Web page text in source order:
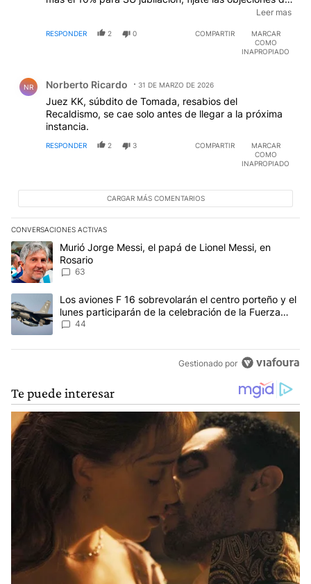
forma exhorbitante, el resto no les importa, ahi hay
que corregir, la Babas del Diablo que dejo Recalde.
Leer mas
RESPONDER 2 0 COMPARTIR
MARCAR
COMO
INAPROPIADO
NR Norberto Ricardo 31 DE MARZO DE 2026
Juez KK, súbdito de Tomada, resabios del
Recaldismo, se cae solo antes de llegar a la próxima
instancia.
RESPONDER 2 3 COMPARTIR
MARCAR
COMO
INAPROPIADO
CARGAR MÁS COMENTARIOS
CONVERSACIONES ACTIVAS
Este listado muestra los artículos con más comentarios en los
Un artículo de tendencia con el título "Murió Jorge Messi, el
Murió Jorge Messi, el papá de Lionel Messi, en
Rosario
63
Un artículo de tendencia con el título "Los aviones F 16
Los aviones F 16 sobrevolarán el centro porteño y el
lunes participarán de la celebración de la Fuerza
Aérea
44
Gestionado por